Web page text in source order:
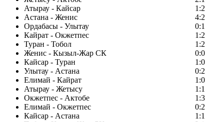
Атырау - Кайсар
1:2
Астана - Женис
4:2
Ордабасы - Улытау
0:1
Кайрат - Окжетпес
1:2
Туран - Тобол
1:2
Женис - Кызыл-Жар СК
0:0
Кайсар - Туран
1:0
Улытау - Астана
0:2
Елимай - Кайрат
1:0
Атырау - Жетысу
1:1
Окжетпес - Актобе
1:3
Елимай - Окжетпес
0:2
Кайсар - Астана
1:1